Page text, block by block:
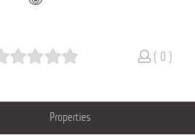
( 0 )
Properties